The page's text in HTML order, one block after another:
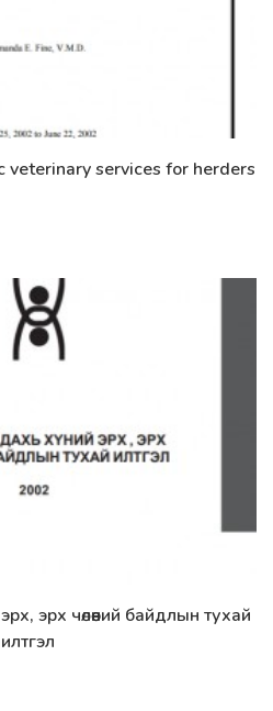
veterinary services for herders
эрх чөлөөний байдлын тухай
илтгэл